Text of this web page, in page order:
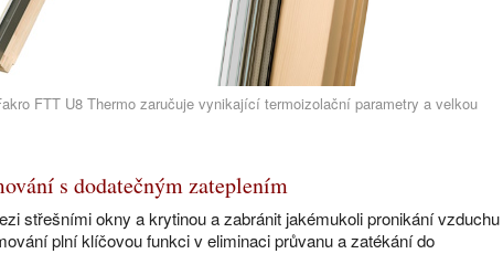
FTT U8 Thermo zaručuje vynikající termoizolační parametry a velkou
s dodatečným zateplením
střešními okny a krytinou a zabránit jakémukoli pronikání vzduchu
plní klíčovou funkci v eliminaci průvanu a zatékání do